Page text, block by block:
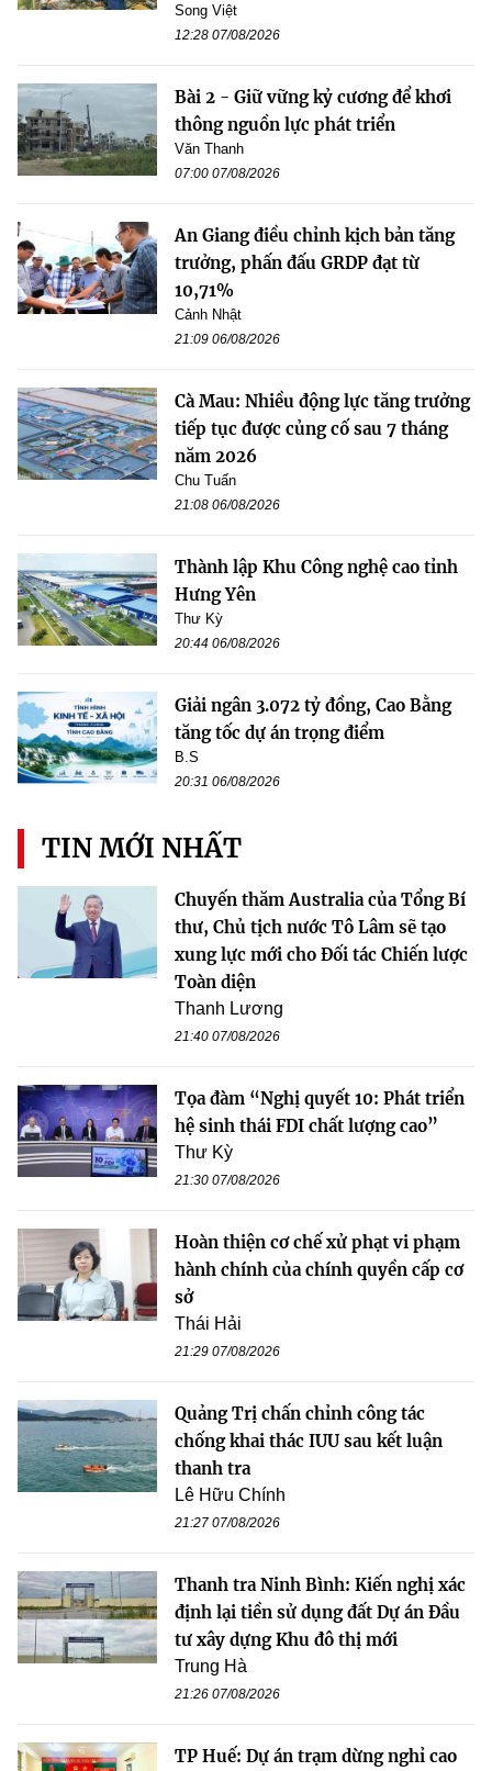
Song Việt
12:28 07/08/2026
Bài 2 - Giữ vững kỷ cương để khơi
thông nguồn lực phát triển
Văn Thanh
07:00 07/08/2026
An Giang điều chỉnh kịch bản tăng
trưởng, phấn đấu GRDP đạt từ
10,71%
Cảnh Nhật
21:09 06/08/2026
Cà Mau: Nhiều động lực tăng trưởng
tiếp tục được củng cố sau 7 tháng
năm 2026
Chu Tuấn
21:08 06/08/2026
Thành lập Khu Công nghệ cao tỉnh
Hưng Yên
Thư Kỳ
20:44 06/08/2026
Giải ngân 3.072 tỷ đồng, Cao Bằng
tăng tốc dự án trọng điểm
B.S
20:31 06/08/2026
TIN MỚI NHẤT
Chuyến thăm Australia của Tổng Bí
thư, Chủ tịch nước Tô Lâm sẽ tạo
xung lực mới cho Đối tác Chiến lược
Toàn diện
Thanh Lương
21:40 07/08/2026
Tọa đàm “Nghị quyết 10: Phát triển
hệ sinh thái FDI chất lượng cao”
Thư Kỳ
21:30 07/08/2026
Hoàn thiện cơ chế xử phạt vi phạm
hành chính của chính quyền cấp cơ
sở
Thái Hải
21:29 07/08/2026
Quảng Trị chấn chỉnh công tác
chống khai thác IUU sau kết luận
thanh tra
Lê Hữu Chính
21:27 07/08/2026
Thanh tra Ninh Bình: Kiến nghị xác
định lại tiền sử dụng đất Dự án Đầu
tư xây dựng Khu đô thị mới
Trung Hà
21:26 07/08/2026
TP Huế: Dự án trạm dừng nghỉ cao